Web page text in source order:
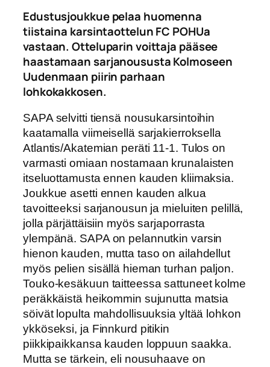
Edustusjoukkue pelaa huomenna
tiistaina karsintaottelun FC POHUa
vastaan. Otteluparin voittaja pääsee
haastamaan sarjanoususta Kolmoseen
Uudenmaan piirin parhaan
lohkokakkosen.
SAPA selvitti tiensä nousukarsintoihin
kaatamalla viimeisellä sarjakierroksella
Atlantis/Akatemian peräti 11-1. Tulos on
varmasti omiaan nostamaan krunalaisten
itseluottamusta ennen kauden kliimaksia.
Joukkue asetti ennen kauden alkua
tavoitteeksi sarjanousun ja mieluiten pelillä,
jolla pärjättäisiin myös sarjaporrasta
ylempänä. SAPA on pelannutkin varsin
hienon kauden, mutta taso on ailahdellut
myös pelien sisällä hieman turhan paljon.
Touko-kesäkuun taitteessa sattuneet kolme
peräkkäistä heikommin sujunutta matsia
söivät lopulta mahdollisuuksia yltää lohkon
ykköseksi, ja Finnkurd pitikin
piikkipaikkansa kauden loppuun saakka.
Mutta se tärkein, eli nousuhaave on